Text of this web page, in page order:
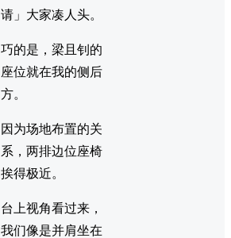
请」大家凑人头。
巧的是，梁且钊的
座位就在我的侧后
方。
因为场地布置的关
系，两排边位座椅
挨得极近。
台上视角看过来，
我们像是并肩坐在